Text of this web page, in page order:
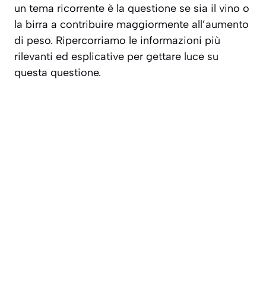
un tema ricorrente è la questione se sia il vino o
la birra a contribuire maggiormente all’aumento
di peso. Ripercorriamo le informazioni più
rilevanti ed esplicative per gettare luce su
questa questione.